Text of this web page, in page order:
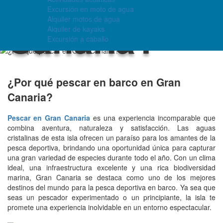
Excursión en moto de agua
Alquiler motos de agua
Alquiler de kayaks
Excursión a caballo
Canaria?
¿Por qué pescar en barco en Gran
Canaria?
Pescar en Gran Canaria es una experiencia incomparable que
combina aventura, naturaleza y satisfacción. Las aguas
cristalinas de esta isla ofrecen un paraíso para los amantes de la
pesca deportiva, brindando una oportunidad única para capturar
una gran variedad de especies durante todo el año. Con un clima
ideal, una infraestructura excelente y una rica biodiversidad
marina, Gran Canaria se destaca como uno de los mejores
destinos del mundo para la pesca deportiva en barco. Ya sea que
seas un pescador experimentado o un principiante, la isla te
promete una experiencia inolvidable en un entorno espectacular.